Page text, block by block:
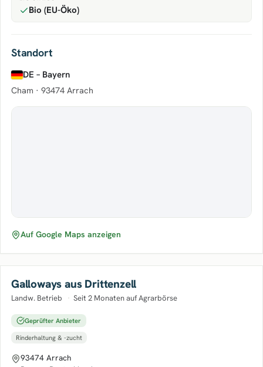
Bio (EU-Öko)
Standort
DE – Bayern
Cham · 93474 Arrach
Auf Google Maps anzeigen
Galloways aus Drittenzell
Landw. Betrieb · Seit 2 Monaten auf Agrarbörse
Geprüfter Anbieter
Rinderhaltung & -zucht
93474 Arrach